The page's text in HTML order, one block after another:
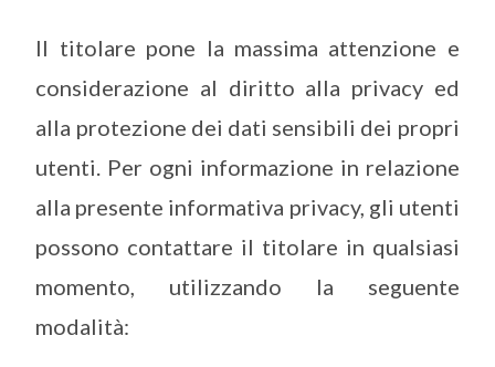
Il titolare pone la massima attenzione e
considerazione al diritto alla privacy ed
alla protezione dei dati sensibili dei propri
utenti. Per ogni informazione in relazione
alla presente informativa privacy, gli utenti
possono contattare il titolare in qualsiasi
momento, utilizzando la seguente
modalità: